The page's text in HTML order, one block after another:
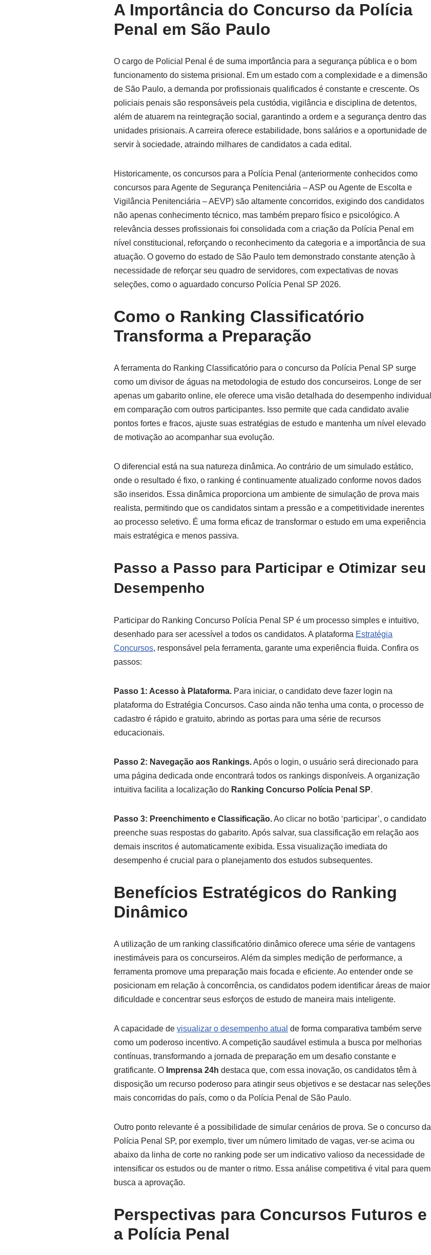
A Importância do Concurso da Polícia
Penal em São Paulo
O cargo de Policial Penal é de suma importância para a segurança pública e o bom
funcionamento do sistema prisional. Em um estado com a complexidade e a dimensão
de São Paulo, a demanda por profissionais qualificados é constante e crescente. Os
policiais penais são responsáveis pela custódia, vigilância e disciplina de detentos,
além de atuarem na reintegração social, garantindo a ordem e a segurança dentro das
unidades prisionais. A carreira oferece estabilidade, bons salários e a oportunidade de
servir à sociedade, atraindo milhares de candidatos a cada edital.
Historicamente, os concursos para a Polícia Penal (anteriormente conhecidos como
concursos para Agente de Segurança Penitenciária – ASP ou Agente de Escolta e
Vigilância Penitenciária – AEVP) são altamente concorridos, exigindo dos candidatos
não apenas conhecimento técnico, mas também preparo físico e psicológico. A
relevância desses profissionais foi consolidada com a criação da Polícia Penal em
nível constitucional, reforçando o reconhecimento da categoria e a importância de sua
atuação. O governo do estado de São Paulo tem demonstrado constante atenção à
necessidade de reforçar seu quadro de servidores, com expectativas de novas
seleções, como o aguardado concurso Polícia Penal SP 2026.
Como o Ranking Classificatório
Transforma a Preparação
A ferramenta do Ranking Classificatório para o concurso da Polícia Penal SP surge
como um divisor de águas na metodologia de estudo dos concurseiros. Longe de ser
apenas um gabarito online, ele oferece uma visão detalhada do desempenho individual
em comparação com outros participantes. Isso permite que cada candidato avalie
pontos fortes e fracos, ajuste suas estratégias de estudo e mantenha um nível elevado
de motivação ao acompanhar sua evolução.
O diferencial está na sua natureza dinâmica. Ao contrário de um simulado estático,
onde o resultado é fixo, o ranking é continuamente atualizado conforme novos dados
são inseridos. Essa dinâmica proporciona um ambiente de simulação de prova mais
realista, permitindo que os candidatos sintam a pressão e a competitividade inerentes
ao processo seletivo. É uma forma eficaz de transformar o estudo em uma experiência
mais estratégica e menos passiva.
Passo a Passo para Participar e Otimizar seu
Desempenho
Participar do Ranking Concurso Polícia Penal SP é um processo simples e intuitivo,
desenhado para ser acessível a todos os candidatos. A plataforma Estratégia
Concursos, responsável pela ferramenta, garante uma experiência fluida. Confira os
passos:
Passo 1: Acesso à Plataforma. Para iniciar, o candidato deve fazer login na
plataforma do Estratégia Concursos. Caso ainda não tenha uma conta, o processo de
cadastro é rápido e gratuito, abrindo as portas para uma série de recursos
educacionais.
Passo 2: Navegação aos Rankings.Após o login, o usuário será direcionado para
uma página dedicada onde encontrará todos os rankings disponíveis. A organização
intuitiva facilita a localização do Ranking Concurso Polícia Penal SP.
Passo 3: Preenchimento e Classificação.Ao clicar no botão ‘participar’, o candidato
preenche suas respostas do gabarito. Após salvar, sua classificação em relação aos
demais inscritos é automaticamente exibida. Essa visualização imediata do
desempenho é crucial para o planejamento dos estudos subsequentes.
Benefícios Estratégicos do Ranking
Dinâmico
A utilização de um ranking classificatório dinâmico oferece uma série de vantagens
inestimáveis para os concurseiros. Além da simples medição de performance, a
ferramenta promove uma preparação mais focada e eficiente. Ao entender onde se
posicionam em relação à concorrência, os candidatos podem identificar áreas de maior
dificuldade e concentrar seus esforços de estudo de maneira mais inteligente.
A capacidade de visualizar o desempenho atual de forma comparativa também serve
como um poderoso incentivo. A competição saudável estimula a busca por melhorias
contínuas, transformando a jornada de preparação em um desafio constante e
gratificante. O Imprensa 24h destaca que, com essa inovação, os candidatos têm à
disposição um recurso poderoso para atingir seus objetivos e se destacar nas seleções
mais concorridas do país, como o da Polícia Penal de São Paulo.
Outro ponto relevante é a possibilidade de simular cenários de prova. Se o concurso da
Polícia Penal SP, por exemplo, tiver um número limitado de vagas, ver-se acima ou
abaixo da linha de corte no ranking pode ser um indicativo valioso da necessidade de
intensificar os estudos ou de manter o ritmo. Essa análise competitiva é vital para quem
busca a aprovação.
Perspectivas para Concursos Futuros e
a Polícia Penal